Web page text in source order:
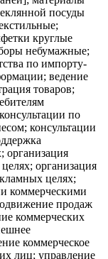
посуды
круглые
небумажные;
по импорту-
ведение
товаров;
по
консультации
организация
организация
целях;
коммерческими
продаж
коммерческих
коммерческое
лиц; управление